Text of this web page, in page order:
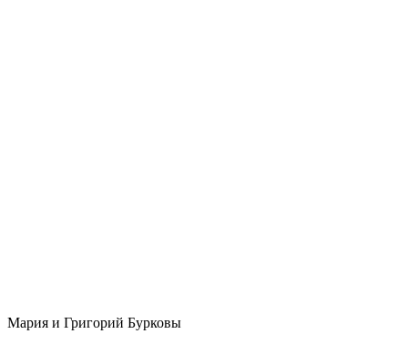
Мария и Григорий Бурковы